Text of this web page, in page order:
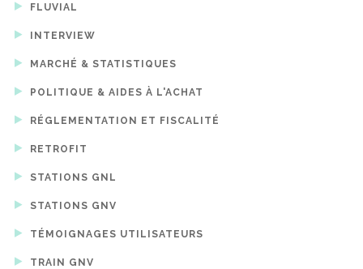
FLUVIAL
INTERVIEW
MARCHÉ & STATISTIQUES
POLITIQUE & AIDES À L'ACHAT
RÉGLEMENTATION ET FISCALITÉ
RETROFIT
STATIONS GNL
STATIONS GNV
TÉMOIGNAGES UTILISATEURS
TRAIN GNV